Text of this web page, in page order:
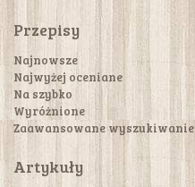
Przepisy
Najnowsze
Najwyżej oceniane
Na szybko
Wyróżnione
Zaawansowane wyszukiwanie
Artykuły